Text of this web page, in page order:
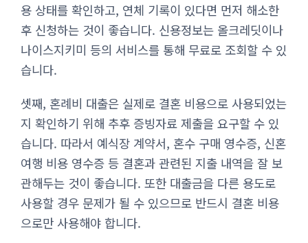
용 상태를 확인하고, 연체 기록이 있다면 먼저 해소한
후 신청하는 것이 좋습니다. 신용정보는 올크레딧이나
나이스지키미 등의 서비스를 통해 무료로 조회할 수 있
습니다.
셋째, 혼례비 대출은 실제로 결혼 비용으로 사용되었는
지 확인하기 위해 추후 증빙자료 제출을 요구할 수 있
습니다. 따라서 예식장 계약서, 혼수 구매 영수증, 신혼
여행 비용 영수증 등 결혼과 관련된 지출 내역을 잘 보
관해두는 것이 좋습니다. 또한 대출금을 다른 용도로
사용할 경우 문제가 될 수 있으므로 반드시 결혼 비용
으로만 사용해야 합니다.